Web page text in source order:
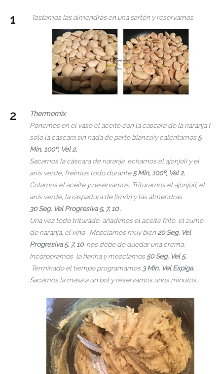
Tostamos las almendras en una sartén y reservamos.
Thermomix
Ponemos en el vaso el aceite con la cascara de la naranja (
solo la cascara sin nada de parte blanca)y calentamos5
Min, 100º, Vel 2,
Sacamos la cáscara de naranja, echamos el ajonjolí y el
anís verde, freímos todo durante5 Min, 100º, Vel 2.
Colamos el aceite y reservamos. Trituramos el ajonjolí, el
anís verde, la raspadura de limón y las almendras
30 Seg, Vel Progresiva 5, 7, 10.
Una vez todo triturado, añadimos el aceite frito, el zumo
de naranja, el vino . Mezclamos muy bien20 Seg, Vel
Progresiva 5, 7, 10, nos debe de quedar una crema.
Incorporamos la harina y mezclamos50 Seg, Vel 5.
Terminado el tiempo programamos3 Min, Vel Espiga.
Sacamos la masa a un bol y reservamos unos minutos .